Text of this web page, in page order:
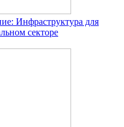
Инфраструктура для
секторе